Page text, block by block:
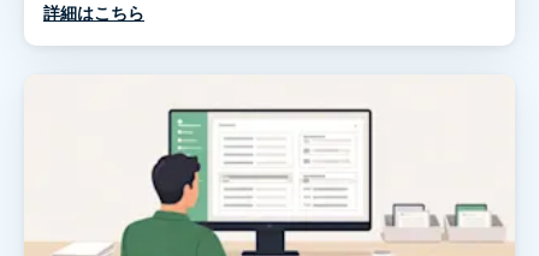
詳細はこちら